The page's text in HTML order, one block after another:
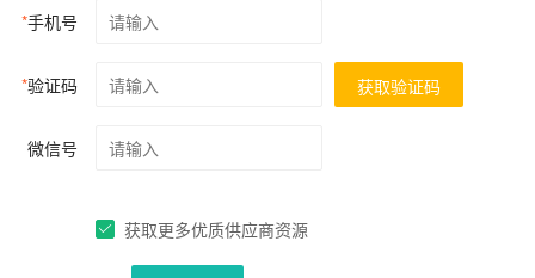
*手机号
*验证码 获取验证码
微信号
获取更多优质供应商资源